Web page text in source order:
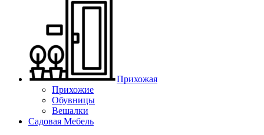
Прихожая
Прихожие
Обувницы
Вешалки
Садовая Мебель